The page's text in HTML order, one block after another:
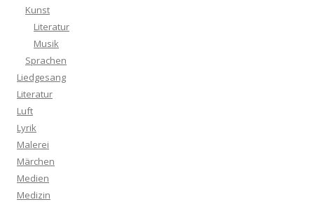
Kunst
Literatur
Musik
Sprachen
Liedgesang
Literatur
Luft
Lyrik
Malerei
Märchen
Medien
Medizin